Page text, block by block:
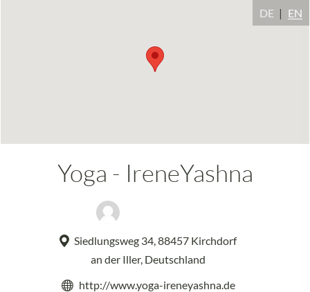
DE EN
Yoga - IreneYashna
Siedlungsweg 34, 88457 Kirchdorf
an der Iller, Deutschland
http://www.yoga-ireneyashna.de